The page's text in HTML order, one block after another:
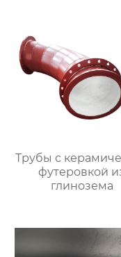
Трубы с
футеровкой
глинозема